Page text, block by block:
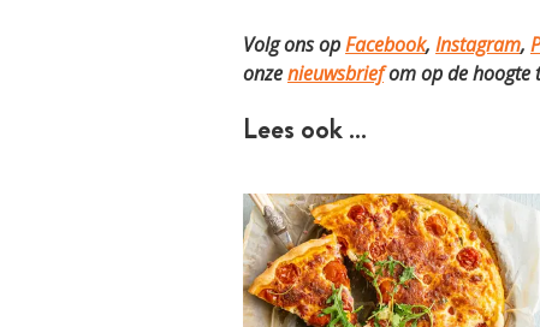
Volg ons opFacebook, Instagram,
onzenieuwsbriefom op de hoogte
Lees ook …